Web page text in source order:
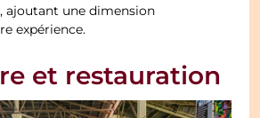
ajoutant une dimension
expérience.
et restauration